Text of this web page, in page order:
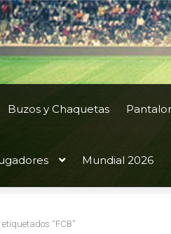
Buzos y Chaquetas
Mundial 2026
“FCB”